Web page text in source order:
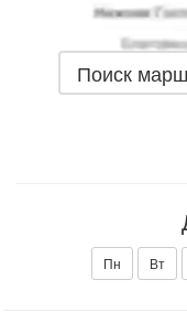
Поиск
Пн Вт